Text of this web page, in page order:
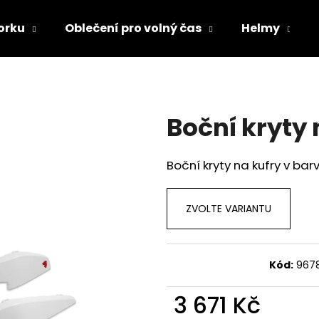
Oblečení pro volný čas Helmy
Boční kryty
Boční kryty na kufry v
ZVOLTE VARIANTU
Kód:
3 671 Kč
HLEDAT
DC SPEED BÍLO-ČERNÉ
TRIČKO DC